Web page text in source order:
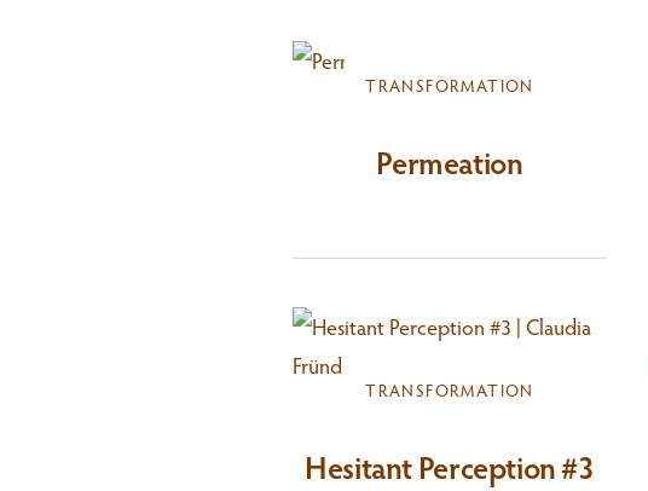
TRANSFORMATION
Permeation
TRANSFORMATION
Hesitant Perception #3